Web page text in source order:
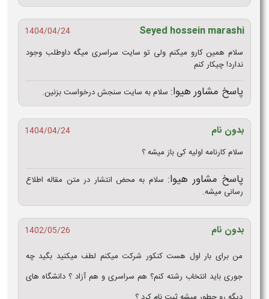
Seyed hossein marashi
1404/04/24
سلام همین کارو میکنم ولی تو سایت سراسری میگه داوطلب وجود
ندارد! چیکار کنم
پاسخ مشاور هیوا: سلام به سایت سنجش درخواست بزنین.
بدون نام
1404/04/24
سلام کارنامه اولیه کی باز میشه ؟
پاسخ مشاور هیوا: سلام به محض انتشار در متن مقاله اطلاع
رسانی میشه.
بدون نام
1402/05/26
من برای بار اول هست کنکور شرکت میکنم لطف میکنید بگید چه
جوری باید انتخاب رشته کنم؟ هم سراسری و هم آزاد ؟ دانشگاه های